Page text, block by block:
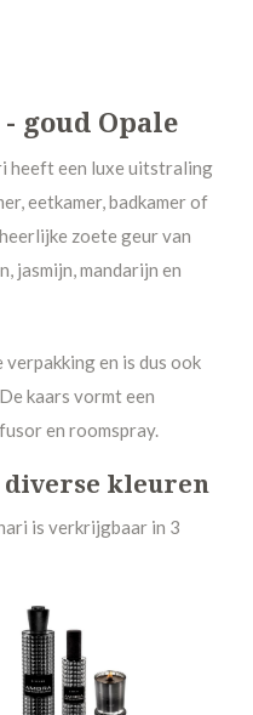
goud Opale
heeft een luxe uitstraling
eetkamer, badkamer of
zoete geur van
jasmijn, mandarijn en
verpakking en is dus ook
kaars vormt een
en roomspray.
kleuren
is verkrijgbaar in 3